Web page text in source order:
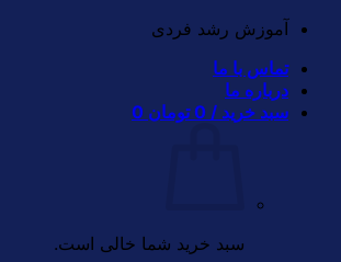
Skip
content
آموزش رشد فردی
تماس با ما
درباره ما
سبد خرید / 0 تومان 0
سبد خرید شما خالی است.